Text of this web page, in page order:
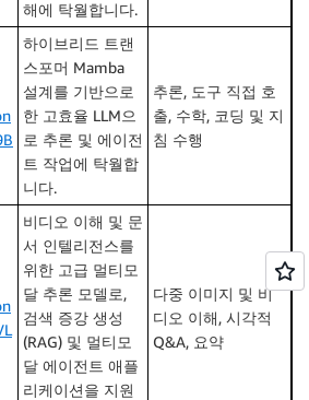
해에 탁월합니다.
하이브리드 트랜
스포머 Mamba
설계를 기반으로
한 고효율 LLM으
로 추론 및 에이전
트 작업에 탁월합
니다.
추론, 도구 직접 호
출, 수학, 코딩 및 지
침 수행
비디오 이해 및 문
서 인텔리전스를
위한 고급 멀티모
달 추론 모델로,
검색 증강 생성
(RAG) 및 멀티모
달 에이전트 애플
리케이션을 지원
다중 이미지 및 비
디오 이해, 시각적
Q&A, 요약